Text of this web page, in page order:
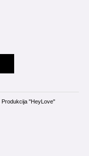
Produkcija "HeyLove"